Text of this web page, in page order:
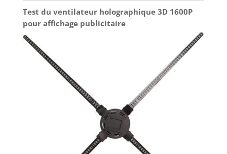
Test du ventilateur holographique 3D 1600P
pour affichage publicitaire